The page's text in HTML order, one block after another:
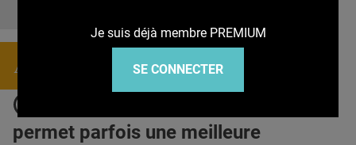
PUBLICITÉ
Actualités
permet parfois une meilleure
Je suis déjà membre PREMIUM
SE CONNECTER